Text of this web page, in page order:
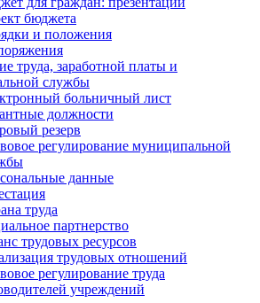
бюджета
и положения
труда, заработной платы и
службы
больничный лист
должности
резерв
регулирование муниципальной
данные
труда
партнерство
трудовых ресурсов
трудовых отношений
регулирование труда
учреждений